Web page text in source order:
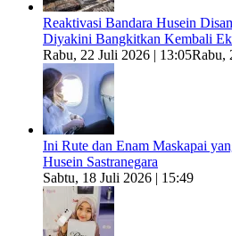
Reaktivasi Bandara Husein
Diyakini Bangkitkan Kembali
Rabu, 22 Juli 2026 | 13:05Rabu,
Ini Rute dan Enam Maskapai
Husein Sastranegara
Sabtu, 18 Juli 2026 | 15:49